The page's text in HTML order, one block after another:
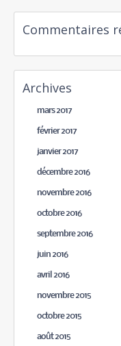
Commentaires
Archives
mars 2017
février 2017
janvier 2017
décembre 2016
novembre 2016
octobre 2016
septembre 2016
juin 2016
avril 2016
novembre 2015
octobre 2015
août 2015